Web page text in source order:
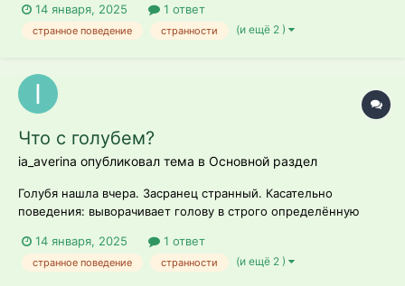
рвотных масс нет, дышит как и полагается голубю носом.
Аппетит впорядке, кормлю сейчас мочёным рисом и
14 января, 2025 1 ответ
странное поведение странности (и ещё 2 )
Что с голубем?
ia_averina опубликовал тема в Основной раздел
Голубя нашла вчера. Засранец странный. Касательно
поведения: выворачивает голову в строго определённую
рвотных масс нет, дышит как и полагается голубю носом.
Аппетит впорядке, кормлю сейчас мочёным рисом и
14 января, 2025 1 ответ
странное поведение странности (и ещё 2 )